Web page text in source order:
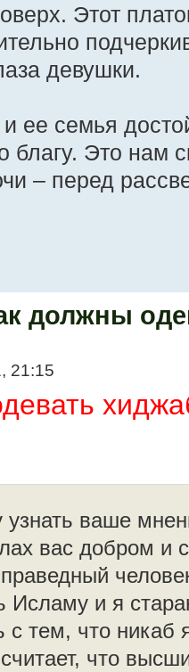
Этот
девушки.
ее семья
благу. Это нам
– перед
должны
21:15
узнать ваше
вас добром
Исламу и я
с тем, что никаб
что